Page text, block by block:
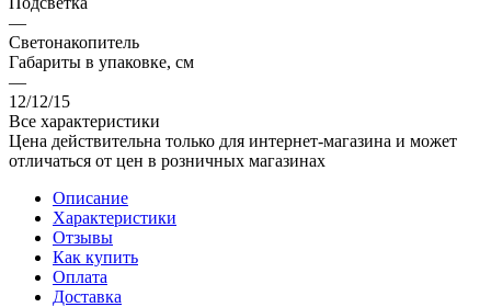
—
Светонакопитель
Габариты в упаковке, см
—
12/12/15
Все характеристики
Цена действительна только для интернет-магазина и может
отличаться от цен в розничных магазинах
Описание
Характеристики
Отзывы
Как купить
Оплата
Доставка